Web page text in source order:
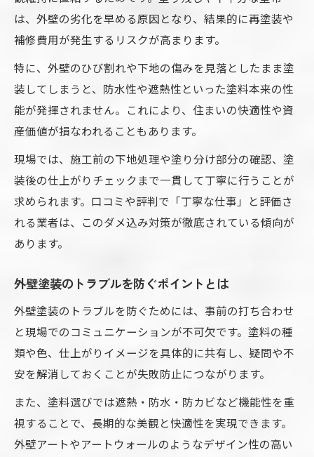
は、外壁の劣化を早める原因となり、結果的に再塗装や
補修費用が発生するリスクが高まります。
特に、外壁のひび割れや下地の傷みを見落としたまま塗
装してしまうと、防水性や遮熱性といった塗料本来の性
能が発揮されません。これにより、住まいの快適性や資
産価値が損なわれることもあります。
現場では、施工前の下地処理や塗り分け部分の確認、塗
装後の仕上がりチェックまで一貫して丁寧に行うことが
求められます。口コミや評判で「丁寧な仕事」と評価さ
れる業者は、このダメ込み対策が徹底されている傾向が
あります。
外壁塗装のトラブルを防ぐポイントとは
外壁塗装のトラブルを防ぐためには、事前の打ち合わせ
と現場でのコミュニケーションが不可欠です。塗料の種
類や色、仕上がりイメージを具体的に共有し、疑問や不
安を解消しておくことが失敗防止につながります。
また、塗料選びでは遮熱・防水・防カビなど機能性を重
視することで、長期的な美観と快適性を実現できます。
外壁アートやアートウォールのようなデザイン性の高い